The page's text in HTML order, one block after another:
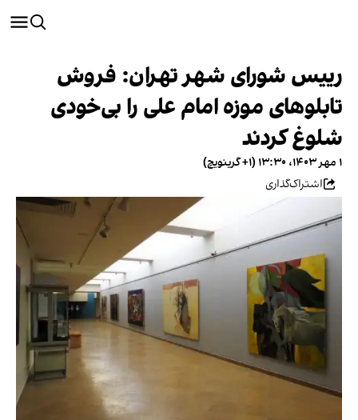
رییس شورای شهر تهران: فروش
تابلوهای موزه امام علی را بی‌خودی
شلوغ کردند
۱ مهر ۱۴۰۳، ۱۳:۳۰ (‎+۱ گرینویچ)
اشتراک‌گذاری